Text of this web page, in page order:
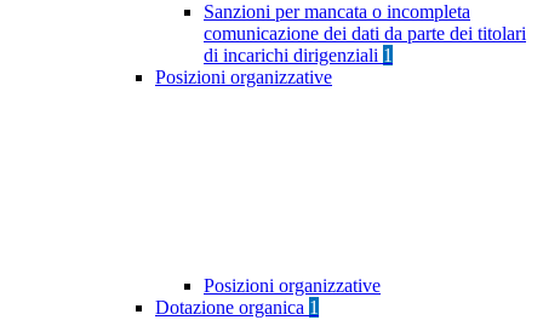
Sanzioni per mancata o incompleta
comunicazione dei dati da parte dei titolari
di incarichi dirigenziali 1
Posizioni organizzative
Posizioni organizzative
Dotazione organica 1